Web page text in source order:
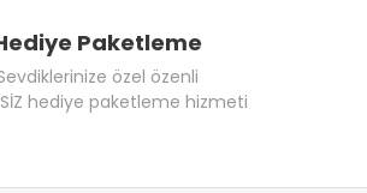
Paketleme
özel özenli
hediye paketleme hizmeti